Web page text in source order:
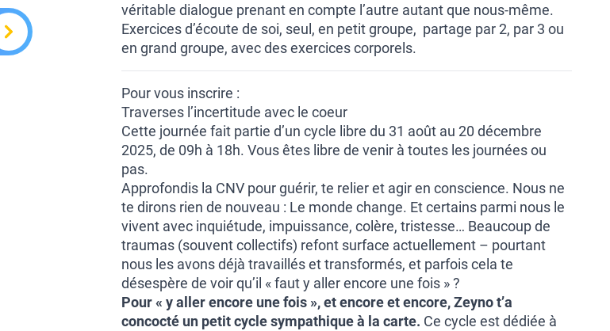
véritable dialogue prenant en compte l’autre autant que nous-même.
Exercices d’écoute de soi, seul, en petit groupe, partage par 2, par 3 ou
en grand groupe, avec des exercices corporels.
Pour vous inscrire :
Traverses l’incertitude avec le coeur
Cette journée fait partie d’un cycle libre du 31 août au 20 décembre
2025, de 09h à 18h. Vous êtes libre de venir à toutes les journées ou
pas.
Approfondis la CNV pour guérir, te relier et agir en conscience. Nous ne
te dirons rien de nouveau : Le monde change. Et certains parmi nous le
vivent avec inquiétude, impuissance, colère, tristesse… Beaucoup de
traumas (souvent collectifs) refont surface actuellement – pourtant
nous les avons déjà travaillés et transformés, et parfois cela te
désespère de voir qu’il « faut y aller encore une fois » ?
Pour « y aller encore une fois », et encore et encore, Zeyno t’a
concocté un petit cycle sympathique à la carte. Ce cycle est dédiée à